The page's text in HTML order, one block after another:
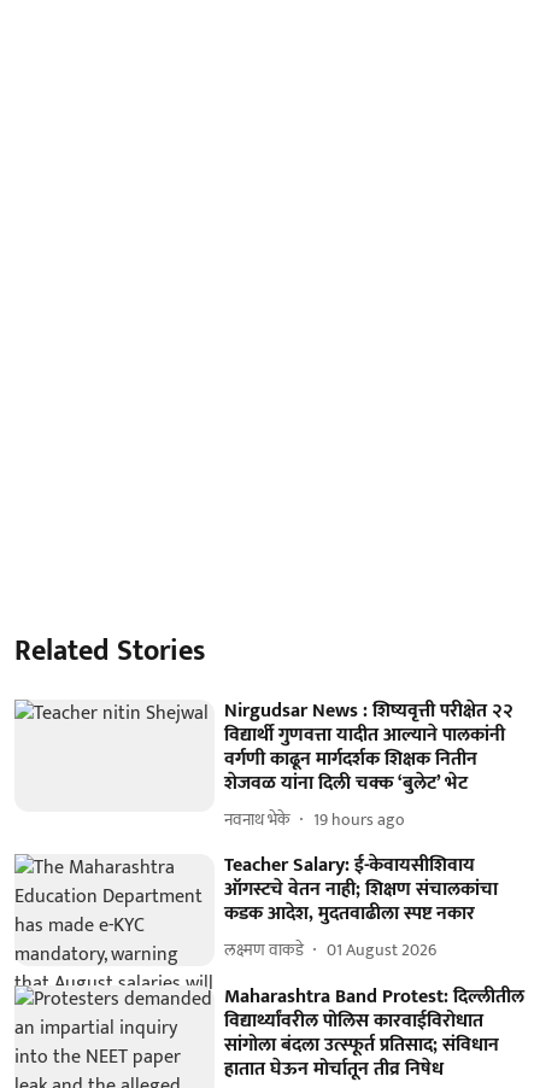
Related Stories
Nirgudsar News : शिष्यवृत्ती परीक्षेत २२
विद्यार्थी गुणवत्ता यादीत आल्याने पालकांनी
वर्गणी काढून मार्गदर्शक शिक्षक नितीन
शेजवळ यांना दिली चक्क ‘बुलेट’ भेट
नवनाथ भेके 19 hours ago
Teacher Salary: ई-केवायसीशिवाय
ऑगस्टचे वेतन नाही; शिक्षण संचालकांचा
कडक आदेश, मुदतवाढीला स्पष्ट नकार
लक्ष्मण वाकडे 01 August 2026
Maharashtra Band Protest: दिल्लीतील
विद्यार्थ्यांवरील पोलिस कारवाईविरोधात
सांगोला बंदला उत्स्फूर्त प्रतिसाद; संविधान
हातात घेऊन मोर्चातून तीव्र निषेध